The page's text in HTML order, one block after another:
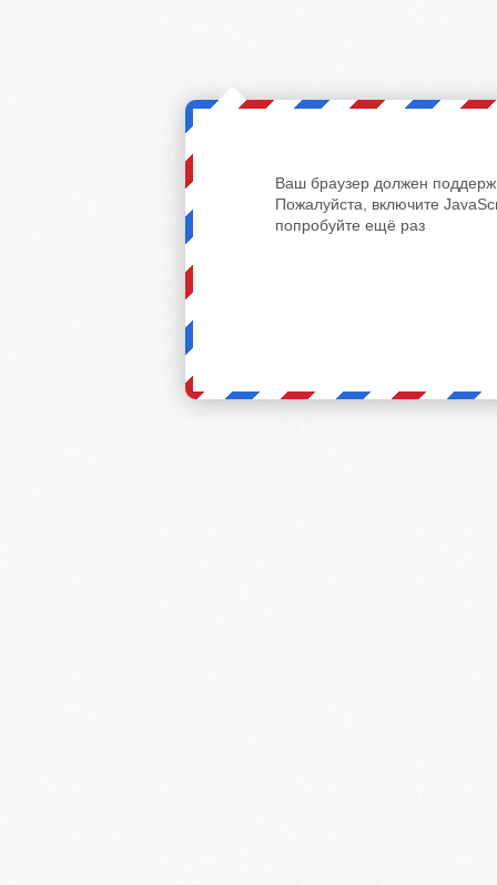
Ваш браузер должен
Пожалуйста, включите
попробуйте ещё раз